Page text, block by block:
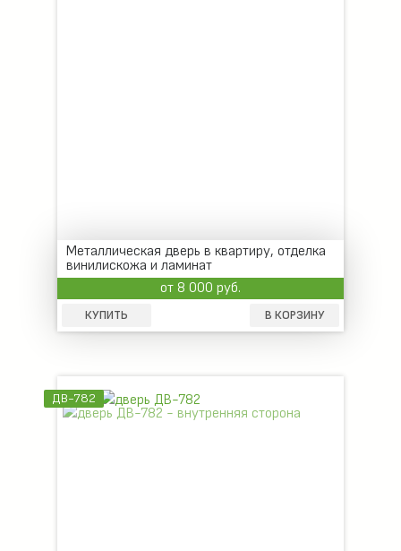
Металлическая дверь в квартиру, отделка
винилискожа и ламинат
от 8 000 руб.
КУПИТЬ В КОРЗИНУ
ДВ-782